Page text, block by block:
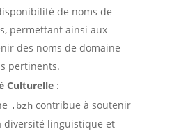
de noms de
permettant ainsi aux
des noms de domaine
pertinents.
Culturelle:
.bzhcontribue à soutenir
diversité linguistique et